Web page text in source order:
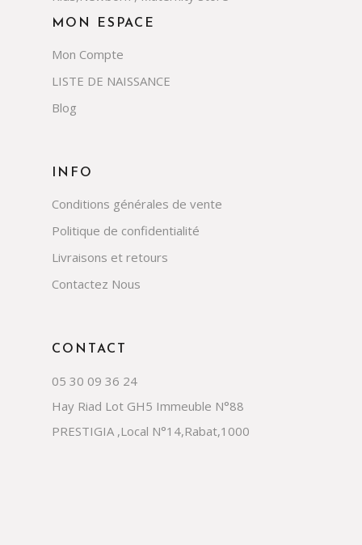
CONTACT
05 30 09 36 24
Hay Riad Lot GH5 Immeuble N°88
PRESTIGIA ,Local N°14,Rabat,1000
INFO
Conditions générales de vente
Politique de confidentialité
Livraisons et retours
Contactez Nous
MON ESPACE
Mon Compte
LISTE DE NAISSANCE
Blog